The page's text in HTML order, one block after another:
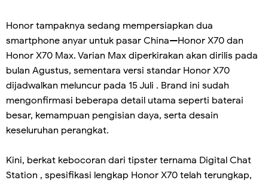
Honor tampaknya sedang mempersiapkan dua
smartphone anyar untuk pasar China—Honor X70 dan
Honor X70 Max. Varian Max diperkirakan akan dirilis pada
bulan Agustus, sementara versi standar Honor X70
dijadwalkan meluncur pada 15 Juli . Brand ini sudah
mengonfirmasi beberapa detail utama seperti baterai
besar, kemampuan pengisian daya, serta desain
keseluruhan perangkat.
Kini, berkat kebocoran dari tipster ternama Digital Chat
Station , spesifikasi lengkap Honor X70 telah terungkap,